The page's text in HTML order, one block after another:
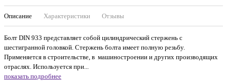
Описание Характеристики Отзывы
Болт DIN 933 представляет собой цилиндрический стержень с
шестигранной головкой. Стержень болта имеет полную резьбу.
Применяется в строительстве, в машиностроении и других производящих
отраслях. Используется при...
показать подробнее